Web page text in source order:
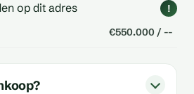
op dit adres !
€550.000 / --